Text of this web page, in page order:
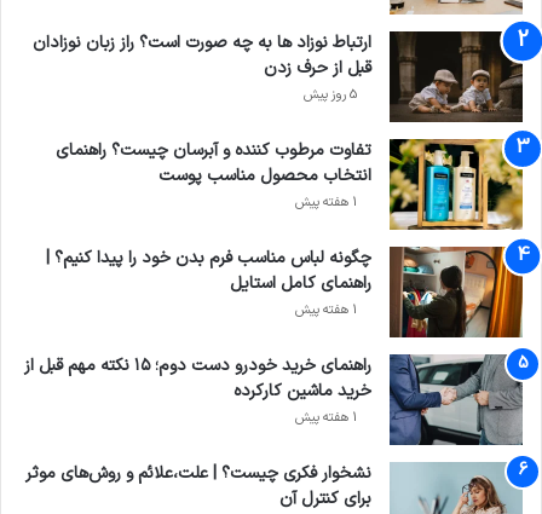
ارتباط نوزاد ها به چه صورت است؟ راز زبان نوزادان
قبل از حرف زدن
5 روز پیش
تفاوت مرطوب کننده و آبرسان چیست؟ راهنمای
انتخاب محصول مناسب پوست
1 هفته پیش
چگونه لباس مناسب فرم بدن خود را پیدا کنیم؟ |
راهنمای کامل استایل
1 هفته پیش
راهنمای خرید خودرو دست دوم؛ ۱۵ نکته مهم قبل از
خرید ماشین کارکرده
1 هفته پیش
نشخوار فکری چیست؟ | علت،علائم و روش‌های موثر
برای کنترل آن